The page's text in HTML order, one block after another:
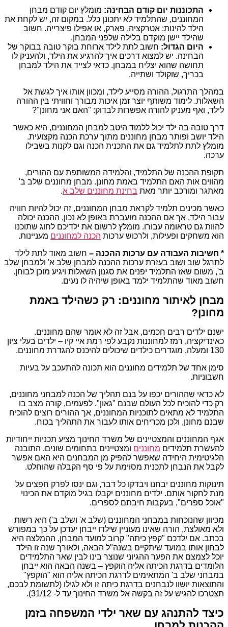
התכוננות יום קודם הבחינה: מומלץ יום קודם מבחן
המחוננים, שהתלמיד לא יתכונן כלל. במקום זה, יש לקחת את
הילד להינות: אטרקציה, פארק, או אפילו פיצרייה. חשוב
שהילד יישן מוקדם בלילה שלפני המבחן.
היום הגדול: חשוב לתת לילד ארוחת בוקר טובה בבוקר של
הבחינה. יש למצוא דרכים איך להרגיע את הילד, ולהעניק לו
תחושה שהוא יצליח במבחן. כדאי לצייד את הילד למבחן
בכריך, שוקולד ושתייה.
במהלך התרגול, ההורה מסייע לילד, ומכוון אותו איך לגשת אל
השאלות. לימוד משותף יוצר זמן איכות מבורך וחוויתי בין ההורה
לילד, ואף מעניק להורה אפשרות לבדוק: "האם אני מחונן"?
דרך טובה בה ילד יכול ללמוד היטב למבחן המחוננים, היא כאשר
הילד יושב ופותר מבחן מחוננים מתוך ערכת הכנה מקצועית.
מומלץ לתת לתלמיד גם את התכנית הכנה וגם לקנות בשבילו
ערכה.
תקופת ההכנה של התלמיד, והלמידה המשותפת עם ההורים,
מהווים אות האם התלמיד באמת מחונן. מבחן מחוננים שלב ב'
מאתגר ומורכב יותר מאת בחינת מחוננים שלב א.
כאשר מכינים תלמיד לקראת מבחן המחוננים, זה יכול להיות חוויה
עבור הילד, אך אם ההכנה מועברת באופן לא נכון, ההכנה יכולה
להוות גם טראומה עבורו. מומלץ לרשום את ילדיכם לחוג שתוכנו
הוא משחקים ופעילות, ולרכוש ערכות הכנה למחוננים מעניינות.
* חשיבות העבודה עם ערכות ההכנה – חשוב מאוד לתת לילד
לתרגל שוב ושוב בעזרת ערכות ההכנה למבחן שלב א' ולמבחן שלב
ב', משום שאז התלמיד יפנים את סגנון השאלות ויגיע מוכן לבוחן.
חשוב מאוד שהתלמיד ילמד באופן שיהיה לו נעים.
מבחן לאיתור מחוננים: רק כשהילד באמת
מחונן?
ישנם ילדים רבים חכמים, אבל זה לא אומר שהם מחוננים.
כאינדיקציה, רמז למחוננות נקבע לפי רמת איי קיו – ילדים בעלי ציון
130 ומעלה, מוגדרים כילדים שיכולים להיכנס להגדרת מחוננים.
סימן אחד של תלמידים מחוננים הוא תכונה להתעכב על בעיות
חשבוניות.
לא כדאי שההורים יכפו על בנם תהליך של הכנה למבחני מחוננים,
רק כדי להוכיח לכל העולם שבנם "גאון". לפעמים, קורה מצב בו
התלמיד לא מתאים לתוכניות המחוננים, אך ההורים רוצים להוכיח
שבנם מחונן, ולכן מכריחים אותו לעבור את התהליך בכוח.
אגף המחוננים והמצטיינים של משרד החינוך מציע תכניות ייחודיות
להעשרת תלמידים מחוננים ומצטיינים בתחומים שונים. התובנה
הלגיטימית היחידה שאפשר להפיק מן המבחנים היא האם אפשר
לקבל את הנבחן לתכנית מסוימת על פי סף הקבלה שהוחלט.
תינוקות מחוננים יבחנו ויבדקו כל דבר, וגם ינסו לפרק חפצים על
מנת לחקור אותם. ילדים מחוננים יקבלו בגיל מוקדם את הכינוי
"אוכל ספרים", בעקבות חיבתם לספרים.
מכיוון שהנוכחות במבחני המחוננים (שלב א' ושלב ב') היא רשות
ולא מאולצת, הורה שאינו מעוניין שילדו ייבחן יעדכן על כך במפורש
בכתב. אם ילדכם "קפץ כיתה" קרוב למועד המבחן, ההמלצה היא
לבחון אותו במועד שיתקיים בשנה"ל הבאה, ולאורך שנה זו הילד
יוכל לצמצם את הפער ההגיוני שנוצר בינו לבין שאר התלמידים
הלומדים בדרגת הכיתה אליה הוקפץ – בשנה הבאה הוא ייבחן
במבחני שלב ב' המתאימים לדרגת הכיתה אליה הוא "הוקפץ"
והתוצאות יושוו לנבחנים בדרגת כיתה זו ולא לגילו (לתשומת לבכם,
תצטרכו להגיש על זה בקשה אל משרד החינוך עד ל- 31/12).
כיצד להתנהג עם שאר ילדי המשפחה בזמן